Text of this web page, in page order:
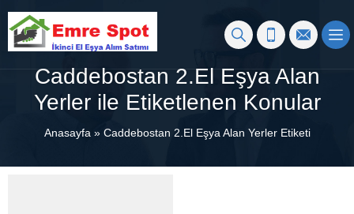
Caddebostan 2.El Eşya Alan
Yerler ile Etiketlenen Konular
Anasayfa » Caddebostan 2.El Eşya Alan Yerler Etiketi